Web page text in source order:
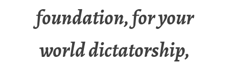
foundation, for your
world dictatorship,